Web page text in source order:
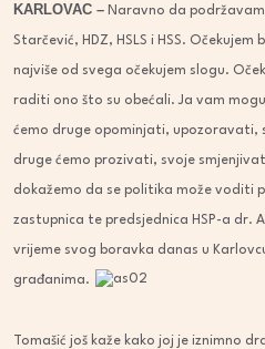
KARLOVAC – Naravno da
Starčević, HDZ, HSLS i HSS.
najviše od svega očekujem slogu.
raditi ono što su obećali. Ja vam
ćemo druge opominjati, upozoravati,
druge ćemo prozivati, svoje
dokažemo da se politika može voditi
zastupnica te predsjednica HSP-a dr.
vrijeme svog boravka danas u
građanima.
Tomašić još kaže kako joj je iznimno